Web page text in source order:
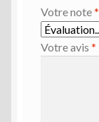
Votre note*
Votre avis *